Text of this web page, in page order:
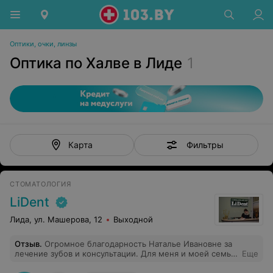
Оптики, очки, линзы
Оптика по Халве в Лиде 1
Карта Фильтры
СТОМАТОЛОГИЯ
LiDent
Лида, ул. Машерова, 12 Выходной
Отзыв. Огромное благодарность Наталье Ивановне за
лечение зубов и консультации. Для меня и моей семьи
Еще